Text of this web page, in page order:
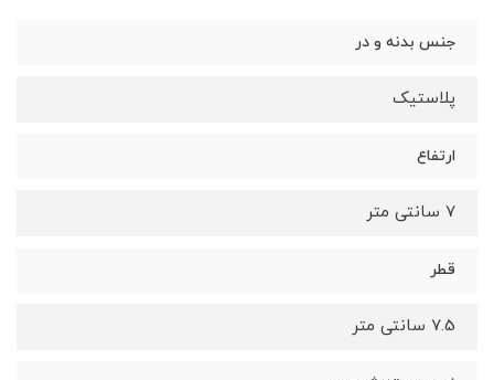
جنس بدنه و در
پلاستیک
ارتفاع
7 سانتی متر
قطر
7.5 سانتی متر